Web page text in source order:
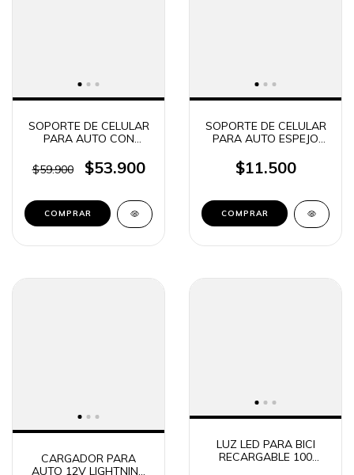
SOPORTE DE CELULAR
PARA AUTO CON
VENTILETE 2 EN 1 +
CARGADOR
$59.900 $53.900
SOPORTE DE CELULAR
PARA AUTO ESPEJO
MORSA DE AGARRE
ABRAZADERA CAJA
$11.500
CARGADOR PARA
AUTO 12V LIGHTNING
LUZ LED PARA BICI
RECARGABLE 100